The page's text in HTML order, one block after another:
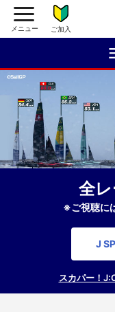
ご加入
全
※ご視聴に
J
スカパー！